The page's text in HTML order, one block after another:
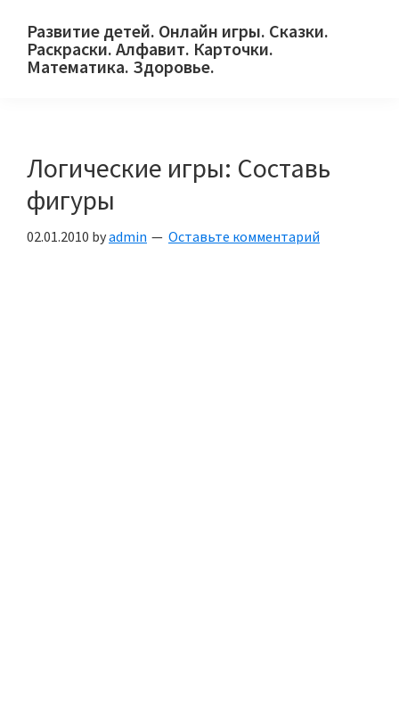
primary
main
primary
Развитие детей. Онлайн игры. Сказки.
Раскраски. Алфавит. Карточки.
Математика. Здоровье.
и
их
родителей.
Логические игры: Составь
фигуры
02.01.2010 byadmin Оставьте комментарий